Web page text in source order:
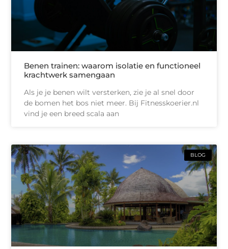
Benen trainen: waarom isolatie en functioneel
krachtwerk samengaan
Als je je benen wilt versterken, zie je al snel door
de bomen het bos niet meer. Bij Fitnesskoerier.nl
vind je een breed scala aan
BLOG